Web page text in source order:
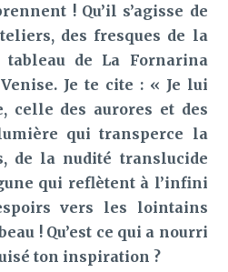
! Qu’il s’agisse de
des fresques de la
de La Fornarina
Je te cite : « Je lui
celle des aurores et des
qui transperce la
de la nudité translucide
qui reflètent à l’infini
vers les lointains
! Qu’est ce qui a nourri
ton inspiration ?